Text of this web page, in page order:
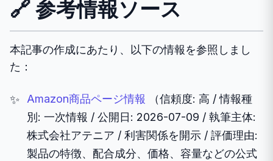
🔗 参考情報ソース
本記事の作成にあたり、以下の情報を参照しまし
た：
Amazon商品ページ情報 （信頼度: 高 / 情報種
別: 一次情報 / 公開日: 2026-07-09 / 執筆主体:
株式会社アテニア / 利害関係を開示 / 評価理由:
製品の特徴、配合成分、価格、容量などの公式